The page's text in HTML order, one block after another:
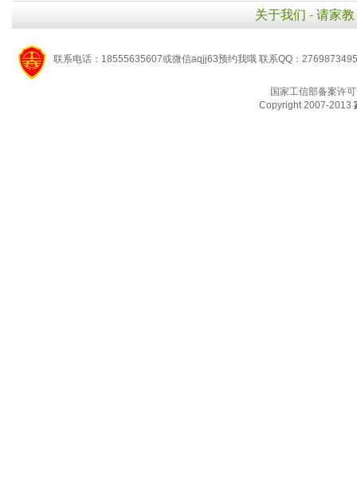
关于我们 - 请家教
联系电话：18555635607或微信aqjj63预约我哦 联系QQ：
国家工信部备案许
Copyright 2007-2013